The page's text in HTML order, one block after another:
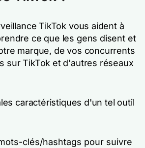
TikTok vous aident à
ce que les gens disent et
marque, de vos concurrents
sur TikTok et d'autres réseaux
caractéristiques d'un tel outil
clés/hashtags pour suivre